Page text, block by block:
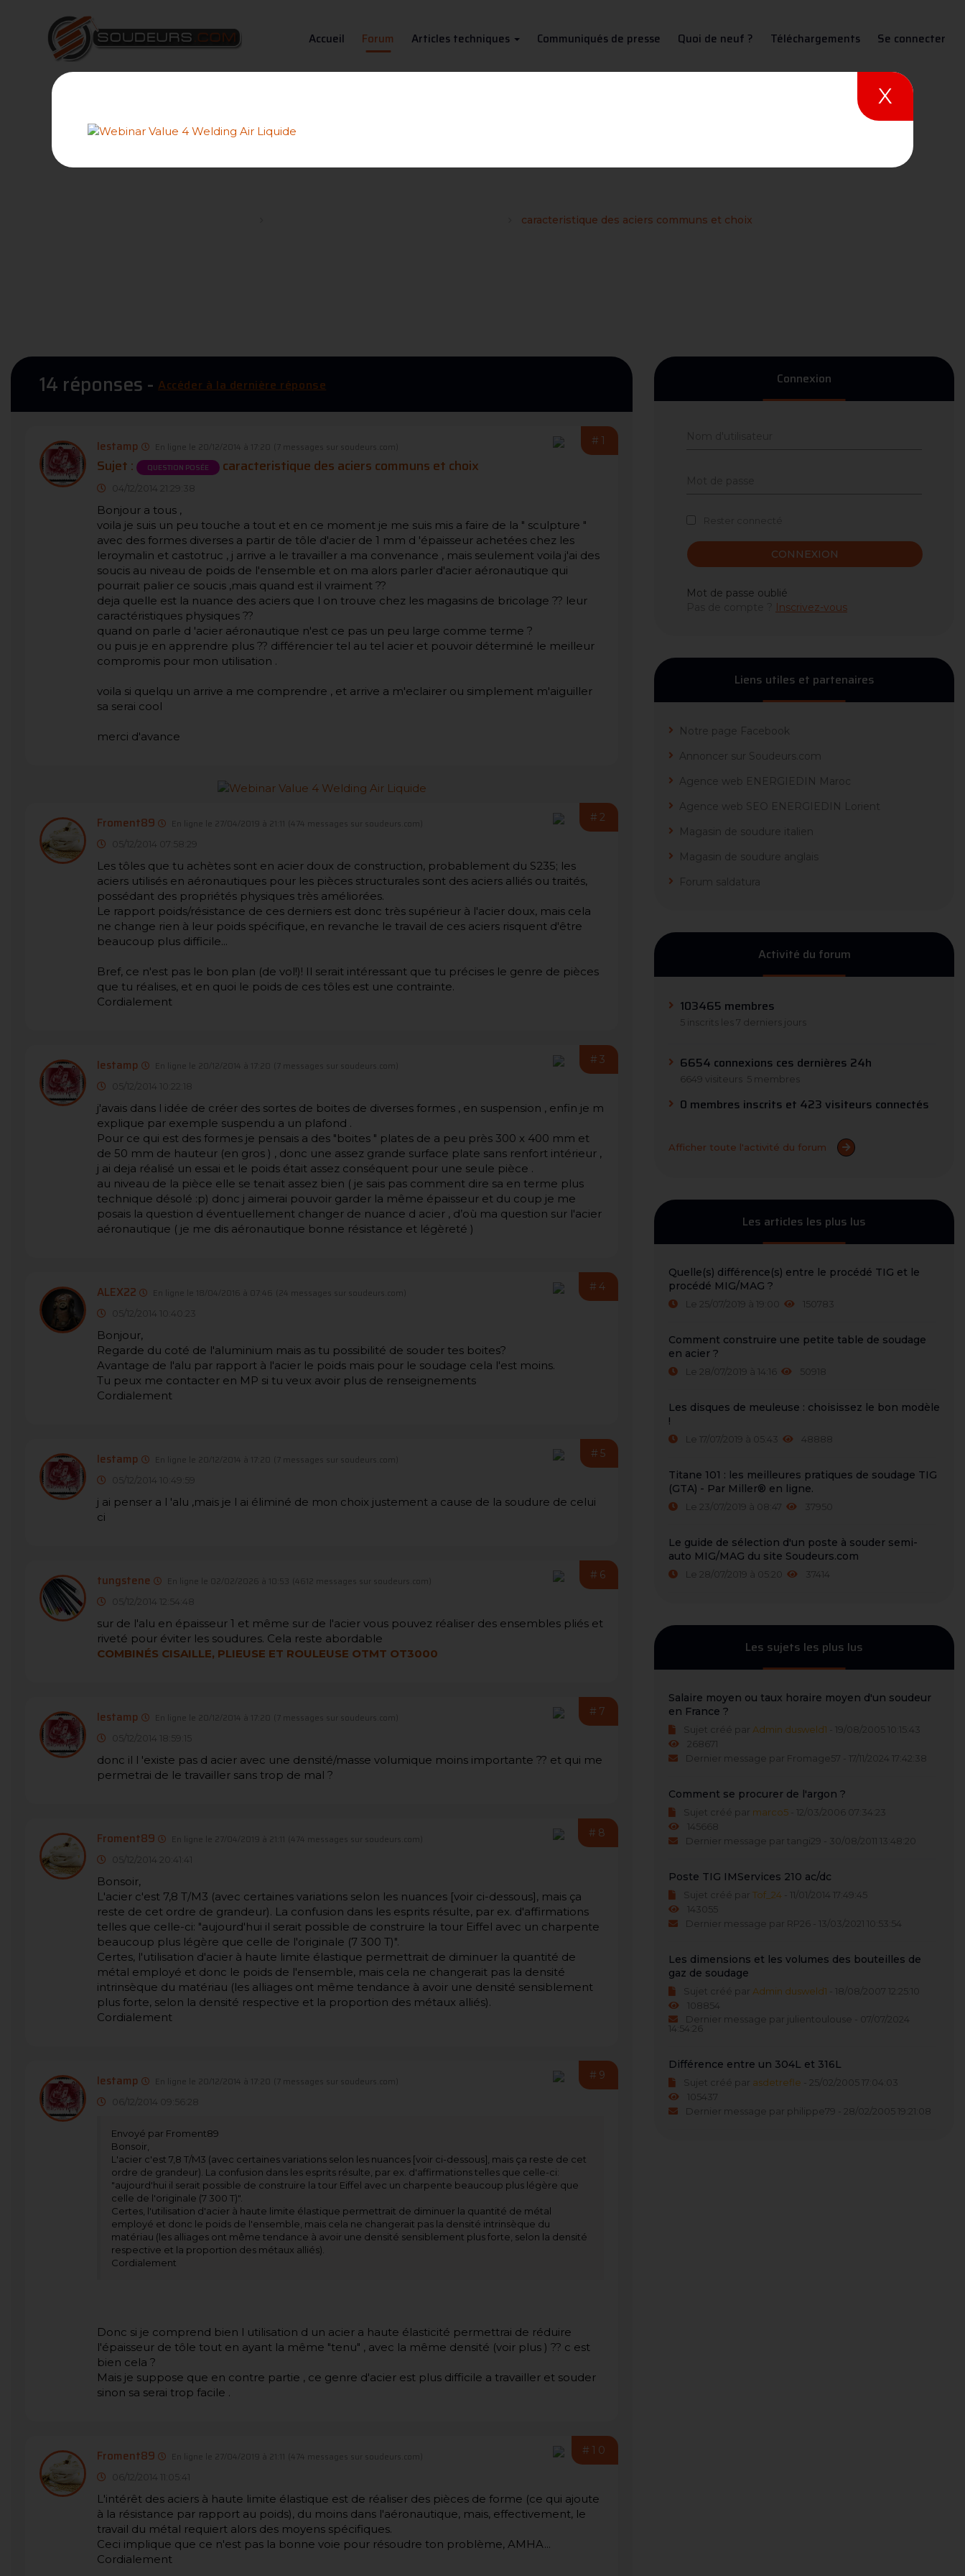
Accueil Forum Articles techniques Communiqués de presse Quoi de neuf ? Téléchargements Se connecter
caracteristique des aciers communs et choix
14 réponses - Accéder à la dernière réponse
#1
lestamp En ligne le 20/12/2014 à 17:20 (7 messages sur soudeurs.com)
Sujet : QUESTION POSÉE caracteristique des aciers communs et choix
04/12/2014 21:29:38
Bonjour a tous ,
voila je suis un peu touche a tout et en ce moment je me suis mis a faire de la " sculpture "
avec des formes diverses a partir de tôle d'acier de 1 mm d 'épaisseur achetées chez les
leroymalin et castotruc , j arrive a le travailler a ma convenance , mais seulement voila j'ai des
soucis au niveau de poids de l'ensemble et on ma alors parler d'acier aéronautique qui
pourrait palier ce soucis ,mais quand est il vraiment ??
deja quelle est la nuance des aciers que l on trouve chez les magasins de bricolage ?? leur
caractéristiques physiques ??
quand on parle d 'acier aéronautique n'est ce pas un peu large comme terme ?
ou puis je en apprendre plus ?? différencier tel au tel acier et pouvoir déterminé le meilleur
compromis pour mon utilisation .
voila si quelqu un arrive a me comprendre , et arrive a m'eclairer ou simplement m'aiguiller
sa serai cool
merci d'avance
#2
Froment89 En ligne le 27/04/2019 à 21:11 (474 messages sur soudeurs.com)
05/12/2014 07:58:29
Les tôles que tu achètes sont en acier doux de construction, probablement du S235; les
aciers utilisés en aéronautiques pour les pièces structurales sont des aciers alliés ou traités,
possédant des propriétés physiques très améliorées.
Le rapport poids/résistance de ces derniers est donc très supérieur à l'acier doux, mais cela
ne change rien à leur poids spécifique, en revanche le travail de ces aciers risquent d'être
beaucoup plus difficile...
Bref, ce n'est pas le bon plan (de vol!)! Il serait intéressant que tu précises le genre de pièces
que tu réalises, et en quoi le poids de ces tôles est une contrainte.
Cordialement
#3
lestamp En ligne le 20/12/2014 à 17:20 (7 messages sur soudeurs.com)
05/12/2014 10:22:18
j'avais dans l idée de créer des sortes de boites de diverses formes , en suspension , enfin je m
explique par exemple suspendu a un plafond .
Pour ce qui est des formes je pensais a des "boites " plates de a peu près 300 x 400 mm et
de 50 mm de hauteur (en gros ) , donc une assez grande surface plate sans renfort intérieur ,
j ai deja réalisé un essai et le poids était assez conséquent pour une seule pièce .
au niveau de la pièce elle se tenait assez bien ( je sais pas comment dire sa en terme plus
technique désolé :p) donc j aimerai pouvoir garder la même épaisseur et du coup je me
posais la question d éventuellement changer de nuance d acier , d’où ma question sur l'acier
aéronautique ( je me dis aéronautique bonne résistance et légèreté )
#4
ALEX22 En ligne le 18/04/2016 à 07:46 (24 messages sur soudeurs.com)
05/12/2014 10:40:23
Bonjour,
Regarde du coté de l'aluminium mais as tu possibilité de souder tes boites?
Avantage de l'alu par rapport à l'acier le poids mais pour le soudage cela l'est moins.
Tu peux me contacter en MP si tu veux avoir plus de renseignements
Cordialement
#5
lestamp En ligne le 20/12/2014 à 17:20 (7 messages sur soudeurs.com)
05/12/2014 10:49:59
j ai penser a l 'alu ,mais je l ai éliminé de mon choix justement a cause de la soudure de celui
ci
#6
tungstene En ligne le 02/02/2026 à 10:53 (4612 messages sur soudeurs.com)
05/12/2014 12:54:48
sur de l'alu en épaisseur 1 et même sur de l'acier vous pouvez réaliser des ensembles pliés et
riveté pour éviter les soudures. Cela reste abordable
COMBINÉS CISAILLE, PLIEUSE ET ROULEUSE OTMT OT3000
#7
lestamp En ligne le 20/12/2014 à 17:20 (7 messages sur soudeurs.com)
05/12/2014 18:59:15
donc il l 'existe pas d acier avec une densité/masse volumique moins importante ?? et qui me
permetrai de le travailler sans trop de mal ?
#8
Froment89 En ligne le 27/04/2019 à 21:11 (474 messages sur soudeurs.com)
05/12/2014 20:41:41
Bonsoir,
L'acier c'est 7,8 T/M3 (avec certaines variations selon les nuances [voir ci-dessous], mais ça
reste de cet ordre de grandeur). La confusion dans les esprits résulte, par ex. d'affirmations
telles que celle-ci: "aujourd'hui il serait possible de construire la tour Eiffel avec un charpente
beaucoup plus légère que celle de l'originale (7 300 T)".
Certes, l'utilisation d'acier à haute limite élastique permettrait de diminuer la quantité de
métal employé et donc le poids de l'ensemble, mais cela ne changerait pas la densité
intrinsèque du matériau (les alliages ont même tendance à avoir une densité sensiblement
plus forte, selon la densité respective et la proportion des métaux alliés).
Cordialement
#9
lestamp En ligne le 20/12/2014 à 17:20 (7 messages sur soudeurs.com)
06/12/2014 09:56:28
Envoyé par Froment89
Bonsoir,
L'acier c'est 7,8 T/M3 (avec certaines variations selon les nuances [voir ci-dessous], mais ça reste de cet
ordre de grandeur). La confusion dans les esprits résulte, par ex. d'affirmations telles que celle-ci:
"aujourd'hui il serait possible de construire la tour Eiffel avec un charpente beaucoup plus légère que
celle de l'originale (7 300 T)".
Certes, l'utilisation d'acier à haute limite élastique permettrait de diminuer la quantité de métal
employé et donc le poids de l'ensemble, mais cela ne changerait pas la densité intrinsèque du
matériau (les alliages ont même tendance à avoir une densité sensiblement plus forte, selon la densité
respective et la proportion des métaux alliés).
Cordialement
Donc si je comprend bien l utilisation d un acier a haute élasticité permettrai de réduire
l'épaisseur de tôle tout en ayant la même "tenu" , avec la même densité (voir plus ) ?? c est
bien cela ?
Mais je suppose que en contre partie , ce genre d'acier est plus difficile a travailler et souder
sinon sa serai trop facile .
#10
Froment89 En ligne le 27/04/2019 à 21:11 (474 messages sur soudeurs.com)
06/12/2014 11:05:41
L'intérêt des aciers à haute limite élastique est de réaliser des pièces de forme (ce qui ajoute
à la résistance par rapport au poids), du moins dans l'aéronautique, mais, effectivement, le
travail du métal requiert alors des moyens spécifiques.
Ceci implique que ce n'est pas la bonne voie pour résoudre ton problème, AMHA...
Cordialement
Connexion
CONNEXION
Mot de passe oublié
Inscrivez-vous
Liens utiles et partenaires
Notre page Facebook
Annoncer sur Soudeurs.com
Agence web ENERGIEDIN Maroc
Agence web SEO ENERGIEDIN Lorient
Magasin de soudure italien
Magasin de soudure anglais
Forum saldatura
Activité du forum
103465 membres
5 inscrits les 7 derniers jours
6654 connexions ces dernières 24h
6649 visiteurs 5 membres
0 membres inscrits et 423 visiteurs connectés
Afficher toute l'activité du forum
Les articles les plus lus
Quelle(s) différence(s) entre le procédé TIG et le
procédé MIG/MAG ?
Le 25/07/2019 à 19:00 150783
Comment construire une petite table de soudage
en acier ?
Le 28/07/2019 à 14:16 50918
Les disques de meuleuse : choisissez le bon modèle
!
Le 17/07/2019 à 05:43 48888
Titane 101 : les meilleures pratiques de soudage TIG
(GTA) - Par Miller® en ligne.
Le 23/07/2019 à 08:47 37950
Le guide de sélection d'un poste à souder semi-
auto MIG/MAG du site Soudeurs.com
Le 28/07/2019 à 05:20 37414
Les sujets les plus lus
Salaire moyen ou taux horaire moyen d'un soudeur
en France ?
Sujet créé par Admin dusweld1 - 19/08/2005 10:15:43
268671
Dernier message par Fromage57 - 17/11/2024 17:42:38
Comment se procurer de l'argon ?
Sujet créé par marco5 - 12/03/2006 07:34:23
145668
Dernier message par tangi29 - 30/08/2011 13:48:20
Poste TIG IMServices 210 ac/dc
Sujet créé par Tof_24 - 11/01/2014 17:49:45
143055
Dernier message par RP26 - 13/03/2021 10:53:54
Les dimensions et les volumes des bouteilles de
gaz de soudage
Sujet créé par Admin dusweld1 - 18/08/2007 12:25:10
108854
Dernier message par julientoulouse - 07/07/2024
14:54:26
Différence entre un 304L et 316L
Sujet créé par asdetrefle - 25/02/2005 17:04:03
105437
Dernier message par philippe79 - 28/02/2005 19:21:08
X